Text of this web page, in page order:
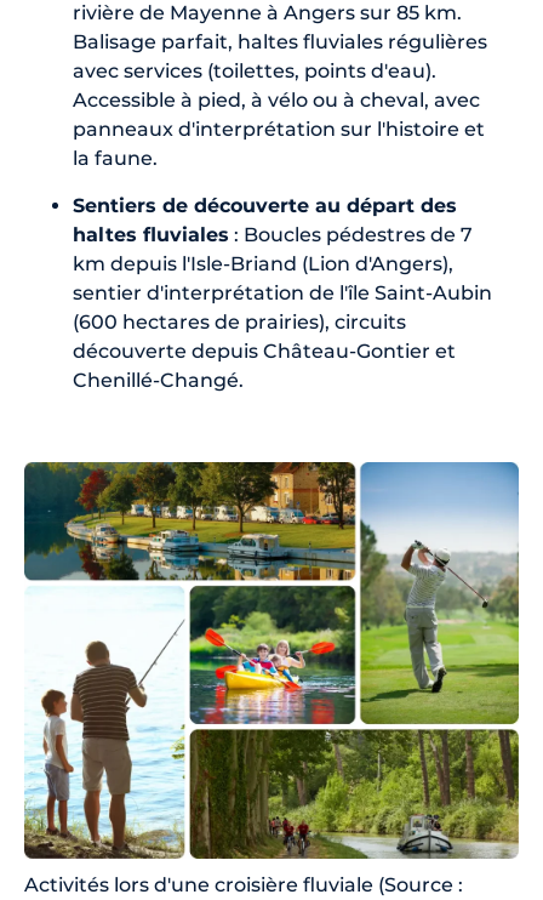
rivière de Mayenne à Angers sur 85 km.
Balisage parfait, haltes fluviales régulières
avec services (toilettes, points d'eau).
Accessible à pied, à vélo ou à cheval, avec
panneaux d'interprétation sur l'histoire et
la faune.
Sentiers de découverte au départ des
haltes fluviales : Boucles pédestres de 7
km depuis l'Isle-Briand (Lion d'Angers),
sentier d'interprétation de l'île Saint-Aubin
(600 hectares de prairies), circuits
découverte depuis Château-Gontier et
Chenillé-Changé.
Activités lors d'une croisière fluviale (Source :